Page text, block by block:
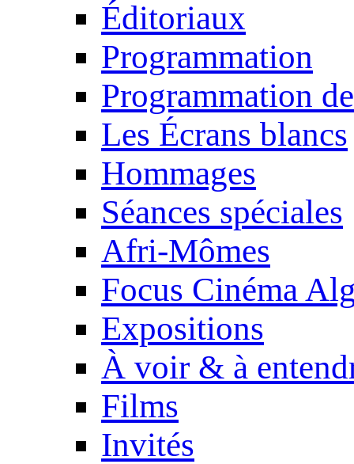
Éditoriaux
Programmation
Programmation
Les Écrans blancs
Hommages
Séances spéciales
Afri-Mômes
Focus Cinéma
Expositions
À voir & à
Films
Invités